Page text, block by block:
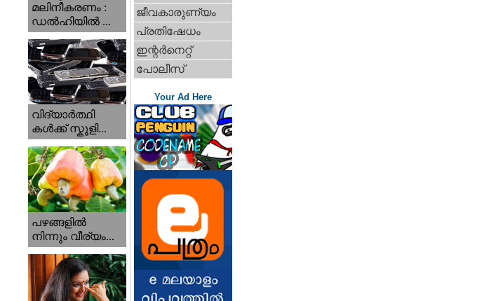
മലിനീകരണം :
ഡൽഹിയിൽ ...
വിദ്യാർത്ഥി
കൾക്ക് സ്കൂളി...
പഴങ്ങളില്‍
നിന്നും വീര്യം...
ജീവകാരുണ്യം
പ്രതിഷേധം
ഇന്റര്‍നെറ്റ്‌
പോലീസ്
Your Ad Here